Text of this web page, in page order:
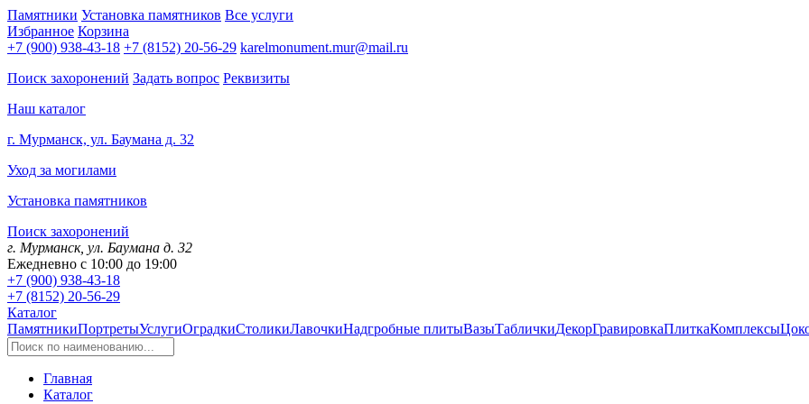
Памятники Установка памятников Все услуги
Избранное Корзина
+7 (900) 938-43-18 +7 (8152) 20-56-29 karelmonument.mur@mail.ru
Поиск захоронений Задать вопрос Реквизиты
Наш каталог
г. Мурманск, ул. Баумана д. 32
Уход за могилами
Установка памятников
Поиск захоронений
г. Мурманск, ул. Баумана д. 32
Ежедневно с 10:00 до 19:00
+7 (900) 938-43-18
+7 (8152) 20-56-29
Каталог
ПамятникиПортретыУслугиОградкиСтоликиЛавочкиНадгробные плитыВазыТабличкиДекорГравировкаПлиткаКомплексы
Главная
Каталог